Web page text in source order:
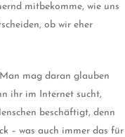
mitbekomme, wie uns
ob wir eher
mag daran glauben
ihr im Internet sucht,
beschäftigt, denn
– was auch immer das für